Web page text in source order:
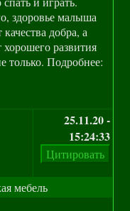
здоровье малыша
качества добра, а
развития
только. Подробнее:
25.11.20 -
15:24:33
мебель